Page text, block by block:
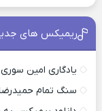
ریمیکس های
یادگاری امین سوری
سنگ تمام حمیدرضا